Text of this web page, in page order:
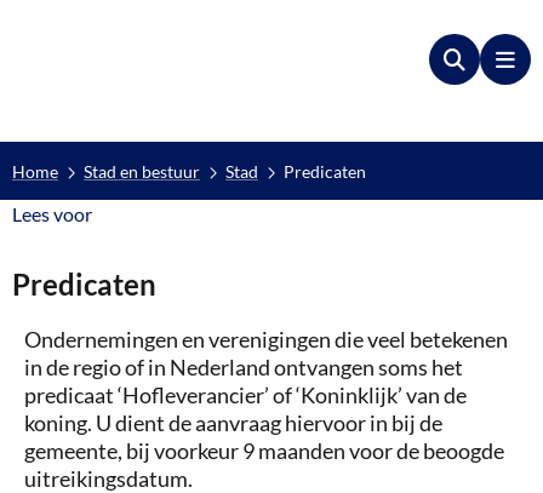
Zoeken
Home Stad en bestuur Stad Predicaten
Lees voorLees voor
Predicaten
Ondernemingen en verenigingen die veel betekenen
in de regio of in Nederland ontvangen soms het
predicaat ‘Hofleverancier’ of ‘Koninklijk’ van de
koning. U dient de aanvraag hiervoor in bij de
gemeente, bij voorkeur 9 maanden voor de beoogde
uitreikingsdatum.